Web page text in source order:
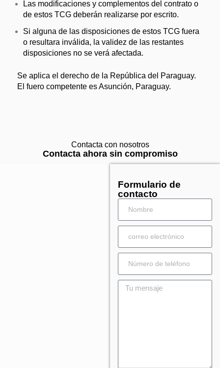
Las modificaciones y complementos del contrato o
de estos TCG deberán realizarse por escrito.
Si alguna de las disposiciones de estos TCG fuera
o resultara inválida, la validez de las restantes
disposiciones no se verá afectada.
Se aplica el derecho de la República del Paraguay.
El fuero competente es Asunción, Paraguay.
Contacta con nosotros
Contacta ahora sin compromiso
Formulario de
contacto